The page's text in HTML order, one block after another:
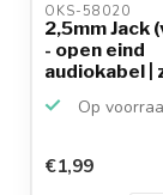
OKS-58020
2,5mm Jack
- open eind
audiokabel |
Op
€1,99